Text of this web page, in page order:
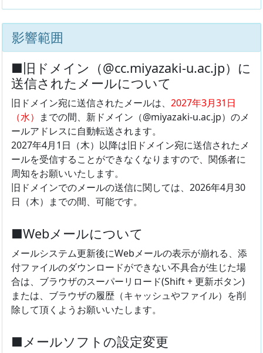
影響範囲
■旧ドメイン（@cc.miyazaki-u.ac.jp）に
送信されたメールについて
旧ドメイン宛に送信されたメールは、 2027年3月31日
（水） までの間、新ドメイン（@miyazaki-u.ac.jp）のメ
ールアドレスに自動転送されます。
2027年4月1日（木）以降は旧ドメイン宛に送信されたメ
ールを受信することができなくなりますので、関係者に
周知をお願いいたします。
旧ドメインでのメールの送信に関しては、2026年4月30
日（木）までの間、可能です。
■Webメールについて
メールシステム更新後にWebメールの表示が崩れる、添
付ファイルのダウンロードができない不具合が生じた場
合は、ブラウザのスーパーリロード(Shift + 更新ボタン)
または、ブラウザの履歴（キャッシュやファイル）を削
除して頂くようお願いいたします。
■メールソフトの設定変更